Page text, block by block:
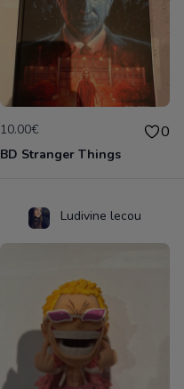
10.00€ 0
BD Stranger Things
Ludivine lecou